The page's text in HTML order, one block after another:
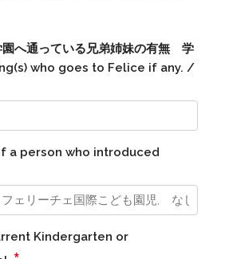
園へ通っている兄弟姉妹の有無 学
who goes to Felice if any. /
a person who introduced
Kindergarten or